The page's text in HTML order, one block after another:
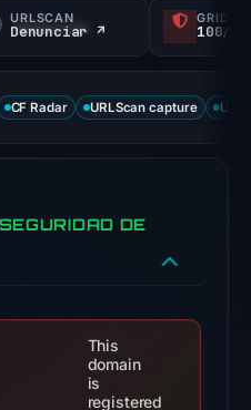
URLSCAN
Denunciar ↗ 100/
CF Radar URLScan capture
DE
This
domain
is
registered